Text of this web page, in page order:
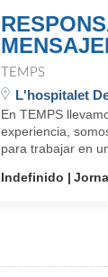
TEMPS
L'hospitalet
En TEMPS
experiencia,
para trabajar en
Indefinido